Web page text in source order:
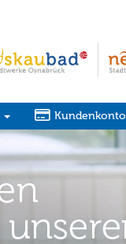
Kundenkonto